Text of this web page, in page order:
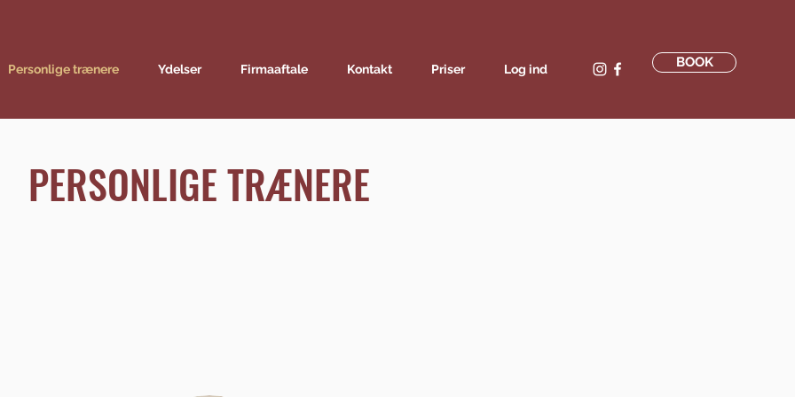
Personlige trænere Ydelser Firmaaftale Kontakt Priser Log ind BOOK
PERSONLIGE TRÆNERE